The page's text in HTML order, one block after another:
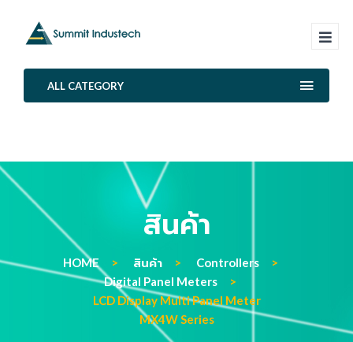
ALL CATEGORY
สินค้า
HOME สินค้า
Controllers
Digital Panel Meters
LCD Display Multi Panel Meter
MX4W Series